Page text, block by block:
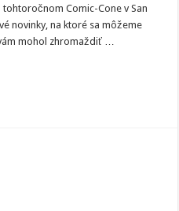
Comic-Cone v San
novinky, na ktoré sa môžeme
mohol zhromaždiť …
na